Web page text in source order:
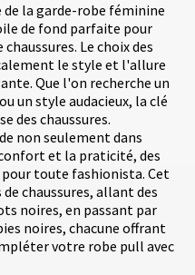
la garde-robe féminine
de fond parfaite pour
Le choix des
le style et l'allure
Que l'on recherche un
un style audacieux, la clé
des chaussures.
non seulement dans
et la praticité, des
toute fashionista. Cet
chaussures, allant des
noires, en passant par
noires, chacune offrant
votre robe pull avec